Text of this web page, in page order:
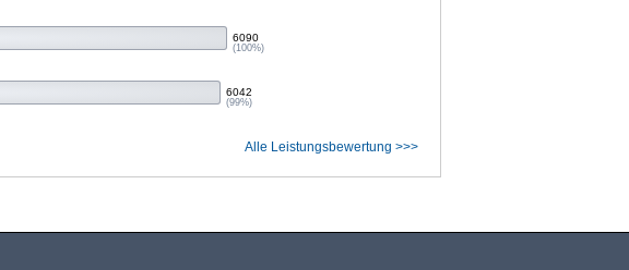
6090
(100%)
6042
(99%)
Alle Leistungsbewertung >>>